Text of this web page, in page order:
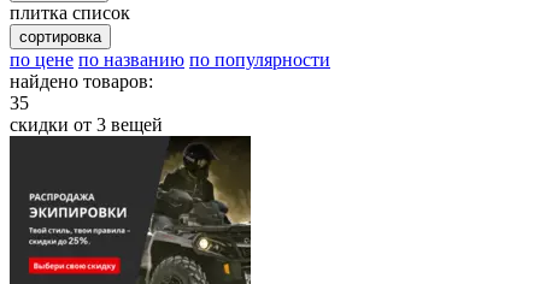
плитка список
сортировка
по цене по названию по популярности
найдено товаров:
35
скидки от 3 вещей